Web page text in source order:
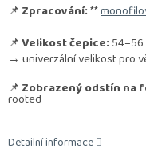
📌 Zpracování:**
📌Velikost čepice: 54–56
→ univerzální velikost pro
📌 Zobrazený odstín na
rooted
Detailní informace